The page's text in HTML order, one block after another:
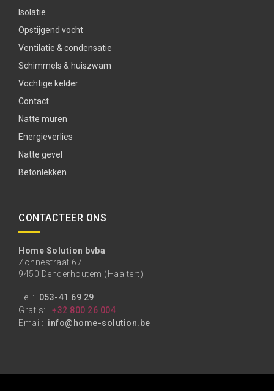
Isolatie
Opstijgend vocht
Ventilatie & condensatie
Schimmels & huiszwam
Vochtige kelder
Contact
Natte muren
Energieverlies
Natte gevel
Betonlekken
CONTACTEER ONS
Home Solution bvba
Zonnestraat 67
9450 Denderhoutem (Haaltert)
Tel.: 053-41 69 29
Gratis:
+32 800 26 004
Email: info@home-solution.be